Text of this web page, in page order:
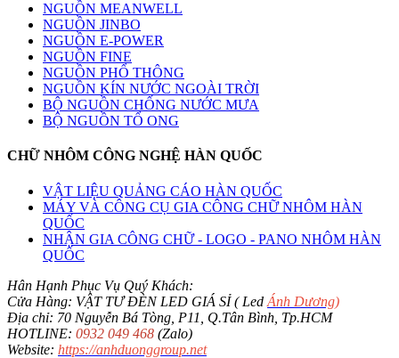
NGUỒN MEANWELL
NGUỒN JINBO
NGUỒN E-POWER
NGUỒN FINE
NGUỒN PHỔ THÔNG
NGUỒN KÍN NƯỚC NGOÀI TRỜI
BỘ NGUỒN CHỐNG NƯỚC MƯA
BỘ NGUỒN TỔ ONG
CHỮ NHÔM CÔNG NGHỆ HÀN QUỐC
VẬT LIỆU QUẢNG CÁO HÀN QUỐC
MÁY VÀ CÔNG CỤ GIA CÔNG CHỮ NHÔM HÀN
QUỐC
NHẬN GIA CÔNG CHỮ - LOGO - PANO NHÔM HÀN
QUỐC
Hân Hạnh Phục Vụ Quý Khách:
Cửa Hàng: VẬT TƯ ĐÈN LED GIÁ SỈ ( Led Ánh Dương)
Địa chỉ: 70 Nguyễn Bá Tòng, P11, Q.Tân Bình, Tp.HCM
HOTLINE: 0932 049 468 (Zalo)
Website: https://anhduonggroup.net